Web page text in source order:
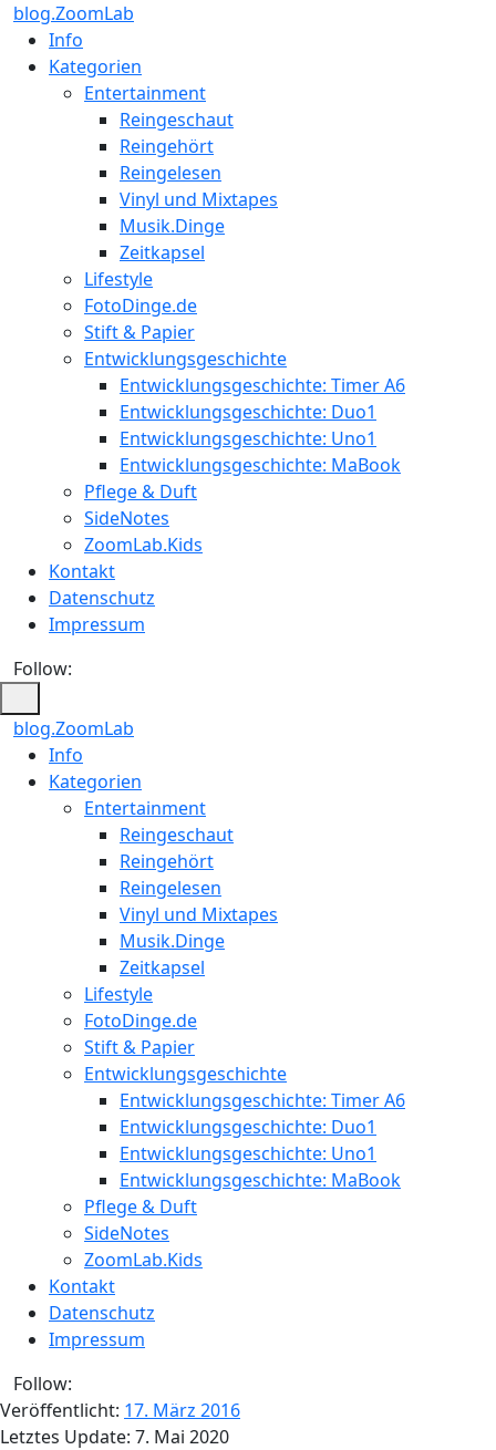
blog.ZoomLab
Info
Kategorien
Entertainment
Reingeschaut
Reingehört
Reingelesen
Vinyl und Mixtapes
Musik.Dinge
Zeitkapsel
Lifestyle
FotoDinge.de
Stift & Papier
Entwicklungsgeschichte
Entwicklungsgeschichte: Timer A6
Entwicklungsgeschichte: Duo1
Entwicklungsgeschichte: Uno1
Entwicklungsgeschichte: MaBook
Pflege & Duft
SideNotes
ZoomLab.Kids
Kontakt
Datenschutz
Impressum
Follow:
blog.ZoomLab
Info
Kategorien
Entertainment
Reingeschaut
Reingehört
Reingelesen
Vinyl und Mixtapes
Musik.Dinge
Zeitkapsel
Lifestyle
FotoDinge.de
Stift & Papier
Entwicklungsgeschichte
Entwicklungsgeschichte: Timer A6
Entwicklungsgeschichte: Duo1
Entwicklungsgeschichte: Uno1
Entwicklungsgeschichte: MaBook
Pflege & Duft
SideNotes
ZoomLab.Kids
Kontakt
Datenschutz
Impressum
Follow:
Veröffentlicht: 17. März 2016
Letztes Update: 7. Mai 2020